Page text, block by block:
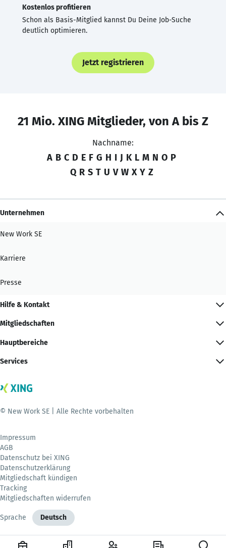
Kostenlos profitieren
Schon als Basis-Mitglied kannst Du Deine Job-Suche
deutlich optimieren.
Jetzt registrieren
21 Mio. XING Mitglieder, von A bis Z
Nachname:
A B C D E F G H I J K L M N O P
Q R S T U V W X Y Z
Unternehmen
New Work SE
Karriere
Presse
Hilfe & Kontakt
Mitgliedschaften
Hauptbereiche
Services
© New Work SE | Alle Rechte vorbehalten
Impressum
AGB
Datenschutz bei XING
Datenschutzerklärung
Mitgliedschaft kündigen
Tracking
Mitgliedschaften widerrufen
Sprache Deutsch